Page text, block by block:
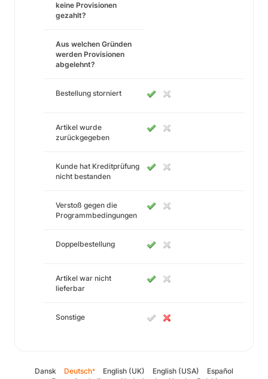
keine Provisionen
gezahlt?
Aus welchen Gründen
werden Provisionen
abgelehnt?
Bestellung storniert
Artikel wurde
zurückgegeben
Kunde hat Kreditprüfung
nicht bestanden
Verstoß gegen die
Programmbedingungen
Doppelbestellung
Artikel war nicht
lieferbar
Sonstige
Dansk Deutsch* English (UK) English (USA)
Español